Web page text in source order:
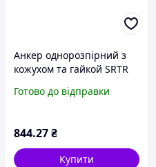
Анкер однорозпірний з
кожухом та гайкой SRTR
КРЕПТЕХ
Готово до відправки
844.27₴
Купити